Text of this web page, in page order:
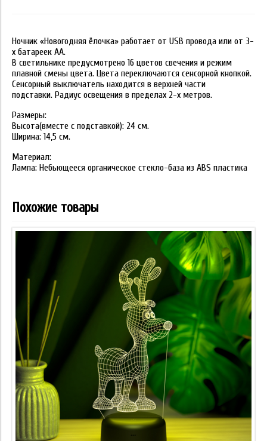
Ночник «Новогодняя ёлочка» работает от USB провода или от 3-
х батареек АА.
В светильнике предусмотрено 16 цветов свечения и режим
плавной смены цвета. Цвета переключаются сенсорной кнопкой.
Сенсорный выключатель находится в верхней части
подставки. Радиус освещения в пределах 2-х метров.
Размеры:
Высота(вместе с подставкой): 24 см.
Ширина: 14,5 см.
Материал:
Лампа: Небьющееся органическое стекло-база из ABS пластика
Похожие товары